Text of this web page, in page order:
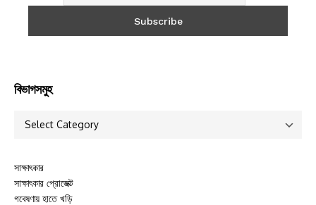
বিভাগসমুহ
সাক্ষাৎকার
সাক্ষাৎকার প্রোজেক্ট
গবেষণায় হাতে খড়ি